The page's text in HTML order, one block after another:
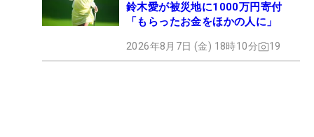
鈴木愛が被災地に1000万円寄付
「もらったお金をほかの人に」
2026年8月7日 (金) 18時10分 19